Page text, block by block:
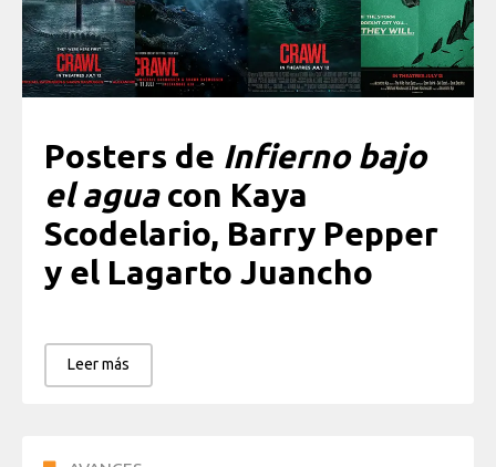
Posters de Infierno bajo
el aguacon Kaya
Scodelario, Barry Pepper
y el Lagarto Juancho
Leer más